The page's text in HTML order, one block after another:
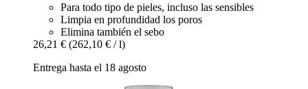
Para todo tipo de pieles, incluso las sensibles
Limpia en profundidad los poros
Elimina también el sebo
26,21 € (262,10 € / l)
Entrega hasta el 18 agosto